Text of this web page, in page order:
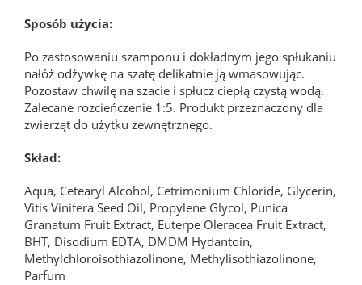
Sposób użycia:
Po zastosowaniu szamponu i dokładnym jego spłukaniu
nałóż odżywkę na szatę delikatnie ją wmasowując.
Pozostaw chwilę na szacie i spłucz ciepłą czystą wodą.
Zalecane rozcieńczenie 1:5. Produkt przeznaczony dla
zwierząt do użytku zewnętrznego.
Skład:
Aqua, Cetearyl Alcohol, Cetrimonium Chloride, Glycerin,
Vitis Vinifera Seed Oil, Propylene Glycol, Punica
Granatum Fruit Extract, Euterpe Oleracea Fruit Extract,
BHT, Disodium EDTA, DMDM Hydantoin,
Methylchloroisothiazolinone, Methylisothiazolinone,
Parfum